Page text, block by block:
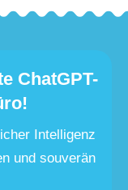
ChatGPT-
Intelligenz
und souverän